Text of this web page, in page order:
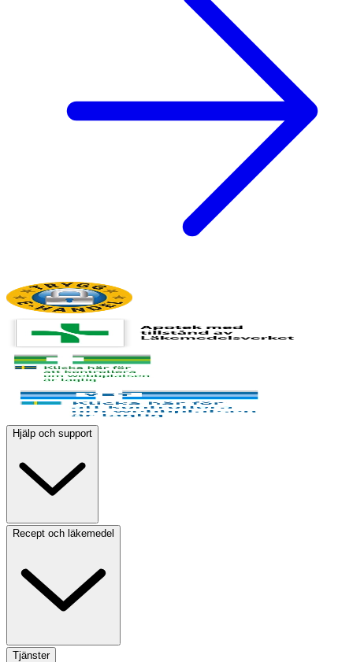
Hjälp och support
Recept och läkemedel
Tjänster